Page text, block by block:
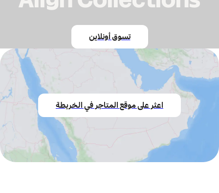
تسوق أونلاين
اعثر على موقع المتاجر في الخريطة